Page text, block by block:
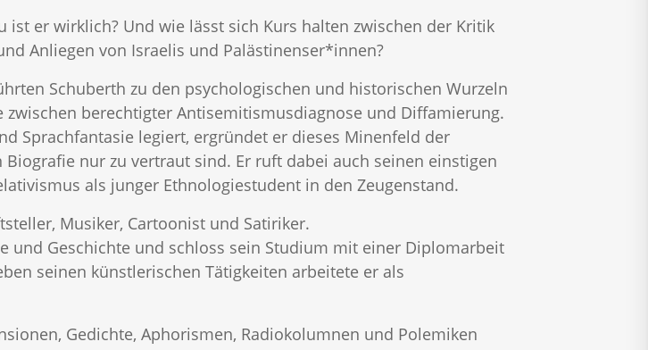
er wirklich? Und wie lässt sich Kurs halten zwischen der Kritik
Anliegen von Israelis und Palästinenser*innen?
Schuberth zu den psychologischen und historischen Wurzeln
berechtigter Antisemitismusdiagnose und Diffamierung.
Sprachfantasie legiert, ergründet er dieses Minenfeld der
nur zu vertraut sind. Er ruft dabei auch seinen einstigen
als junger Ethnologiestudent in den Zeugenstand.
Musiker, Cartoonist und Satiriker.
und Geschichte und schloss sein Studium mit einer Diplomarbeit
seinen künstlerischen Tätigkeiten arbeitete er als
Gedichte, Aphorismen, Radiokolumnen und Polemiken